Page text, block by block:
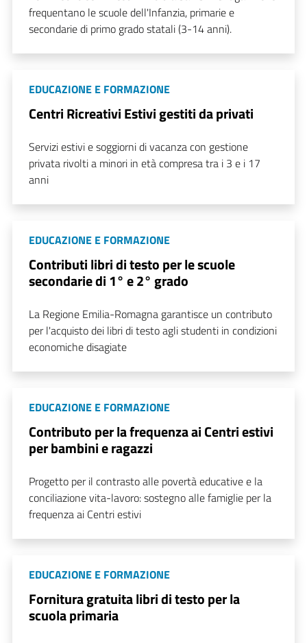
frequentano le scuole dell'Infanzia, primarie e
secondarie di primo grado statali (3-14 anni).
EDUCAZIONE E FORMAZIONE
Centri Ricreativi Estivi gestiti da privati
Servizi estivi e soggiorni di vacanza con gestione
privata rivolti a minori in età compresa tra i 3 e i 17
anni
EDUCAZIONE E FORMAZIONE
Contributi libri di testo per le scuole
secondarie di 1° e 2° grado
La Regione Emilia-Romagna garantisce un contributo
per l'acquisto dei libri di testo agli studenti in condizioni
economiche disagiate
EDUCAZIONE E FORMAZIONE
Contributo per la frequenza ai Centri estivi
per bambini e ragazzi
Progetto per il contrasto alle povertà educative e la
conciliazione vita-lavoro: sostegno alle famiglie per la
frequenza ai Centri estivi
EDUCAZIONE E FORMAZIONE
Fornitura gratuita libri di testo per la
scuola primaria